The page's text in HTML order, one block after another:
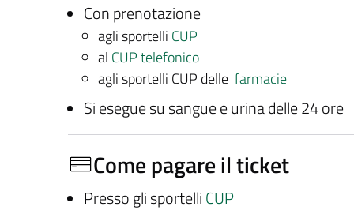
Con prenotazione
agli sportelli CUP
al CUP telefonico
agli sportelli CUP delle farmacie
Si esegue su sangue e urina delle 24 ore
Come pagare il ticket
Presso gli sportelli CUP